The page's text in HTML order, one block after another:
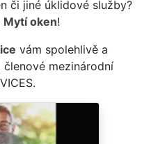
či jiné úklidové služby?
Mytí oken!
vám spolehlivě a
mezinárodní